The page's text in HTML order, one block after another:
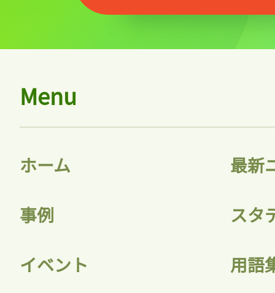
会員登録
Menu
ホーム 最新
事例 スタ
イベント 用語